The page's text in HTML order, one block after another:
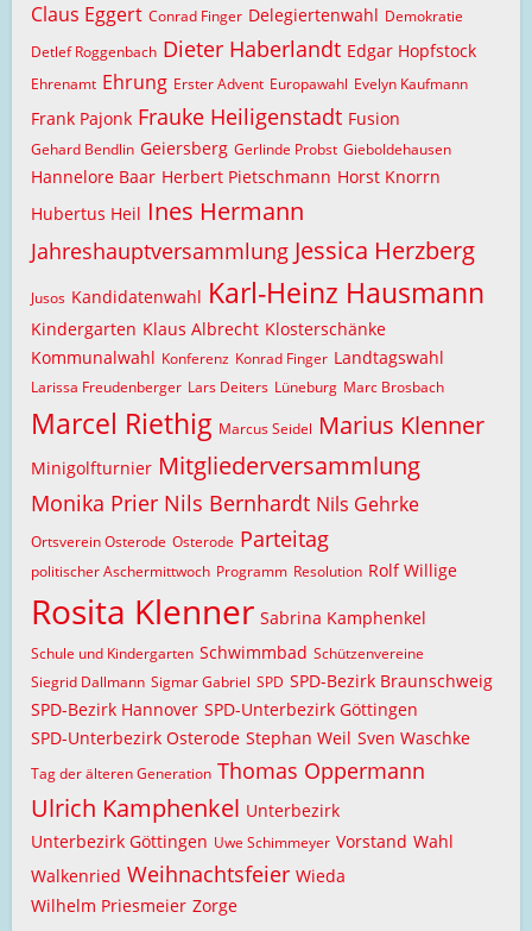
Claus Eggert Conrad Finger Delegiertenwahl Demokratie
Detlef Roggenbach Dieter Haberlandt Edgar Hopfstock
Ehrenamt Ehrung Erster Advent Europawahl Evelyn Kaufmann
Frank Pajonk Frauke Heiligenstadt Fusion
Gehard Bendlin Geiersberg Gerlinde Probst Gieboldehausen
Hannelore Baar Herbert Pietschmann Horst Knorrn
Hubertus Heil Ines Hermann
Jahreshauptversammlung Jessica Herzberg
Jusos Kandidatenwahl Karl-Heinz Hausmann
Kindergarten Klaus Albrecht Klosterschänke
Kommunalwahl Konferenz Konrad Finger Landtagswahl
Larissa Freudenberger Lars Deiters Lüneburg Marc Brosbach
Marcel Riethig Marcus Seidel Marius Klenner
Minigolfturnier Mitgliederversammlung
Monika Prier Nils Bernhardt Nils Gehrke
Ortsverein Osterode Osterode Parteitag
politischer Aschermittwoch Programm Resolution Rolf Willige
Rosita Klenner Sabrina Kamphenkel
Schule und Kindergarten Schwimmbad Schützenvereine
Siegrid Dallmann Sigmar Gabriel SPD SPD-Bezirk Braunschweig
SPD-Bezirk Hannover SPD-Unterbezirk Göttingen
SPD-Unterbezirk Osterode Stephan Weil Sven Waschke
Tag der älteren Generation Thomas Oppermann
Ulrich Kamphenkel Unterbezirk
Unterbezirk Göttingen Uwe Schimmeyer Vorstand Wahl
Walkenried Weihnachtsfeier Wieda
Wilhelm Priesmeier Zorge